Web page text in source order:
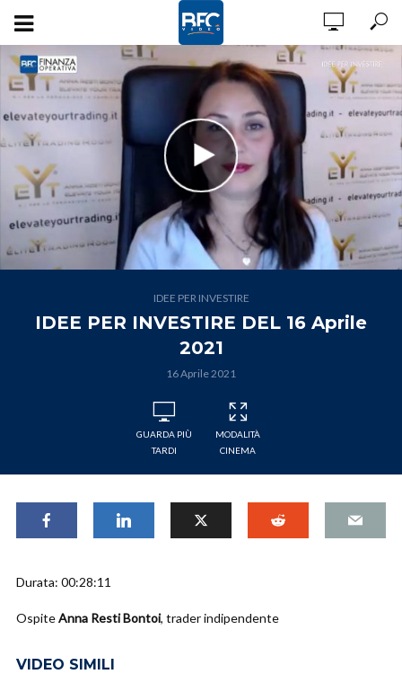
IDEE PER INVESTIRE
IDEE PER INVESTIRE DEL 16 Aprile
2021
16 Aprile 2021
GUARDA PIÙ
TARDI
MODALITÀ
CINEMA
Durata: 00:28:11
OspiteAnna Resti Bontoi, trader indipendente
VIDEO SIMILI